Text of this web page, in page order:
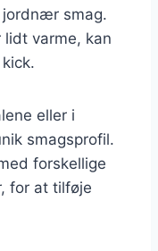
jordnær smag.
lidt varme, kan
eller i
smagsprofil.
forskellige
for at tilføje